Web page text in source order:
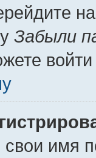
Забыли
имя